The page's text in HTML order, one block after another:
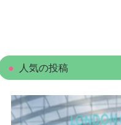
人気の投稿